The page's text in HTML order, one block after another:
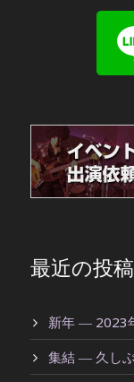
最近の投稿
新年 ― 2023
集結 ― 久し